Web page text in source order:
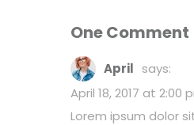
One Comment
April says:
April 18, 2017 at 2:00
Lorem ipsum dolor